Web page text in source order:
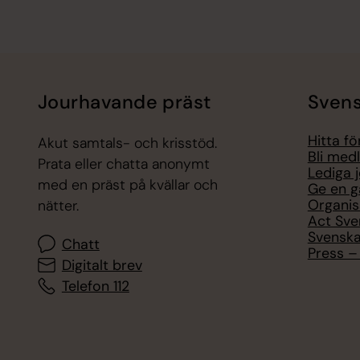
Jourhavande präst
Akut samtals- och krisstöd.
Prata eller chatta anonymt
med en präst på kvällar och
nätter.
Chatt
Digitalt brev
Telefon 112
Hitta
Bli
Lediga
Ge en
Act
Press